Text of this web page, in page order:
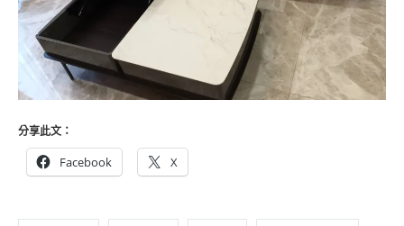
分享此文：
Facebook X